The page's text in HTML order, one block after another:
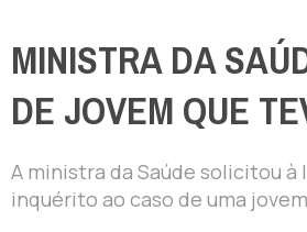
MINISTRA DA
DE JOVEM QUE
A ministra da Saúde solicitou à
inquérito ao caso de uma